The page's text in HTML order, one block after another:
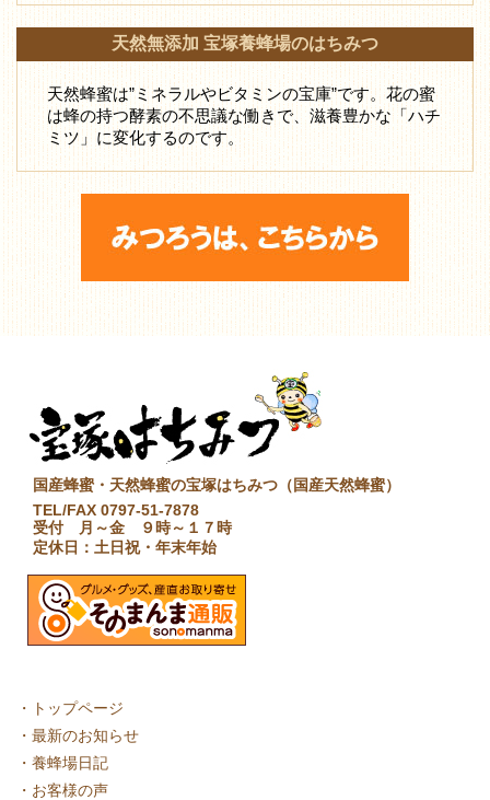
天然無添加 宝塚養蜂場のはちみつ
天然蜂蜜は”ミネラルやビタミンの宝庫”です。花の蜜
は蜂の持つ酵素の不思議な働きで、滋養豊かな「ハチ
ミツ」に変化するのです。
国産蜂蜜・天然蜂蜜の宝塚はちみつ（国産天然蜂蜜）
TEL/FAX 0797-51-7878
受付 月～金 ９時～１７時
定休日：土日祝・年末年始
・
トップページ
・ 最新のお知らせ
・ 養蜂場日記
・ お客様の声